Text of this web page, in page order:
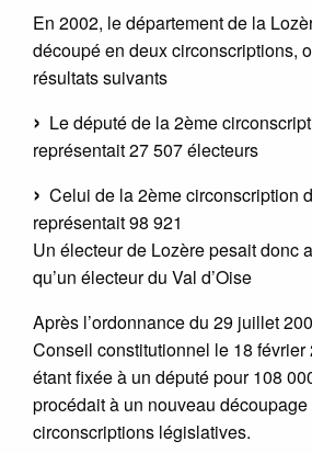
En 2002, le département de la
découpé en deux circonscriptions,
résultats suivants
Le député de la 2ème
représentait 27 507 électeurs
Celui de la 2ème circonscription
représentait 98 921
Un électeur de Lozère pesait donc
qu’un électeur du Val d’Oise
Après l’ordonnance du 29 juillet
Conseil constitutionnel le 18 février
étant fixée à un député pour 108
procédait à un nouveau
circonscriptions législatives.